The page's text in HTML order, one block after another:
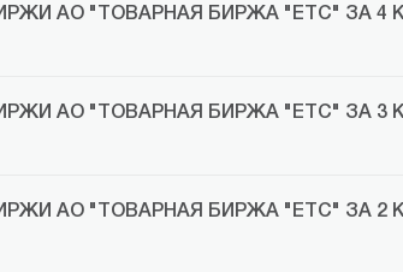
АО "ТОВАРНАЯ БИРЖА "ЕТС" ЗА 4
АО "ТОВАРНАЯ БИРЖА "ЕТС" ЗА 3
АО "ТОВАРНАЯ БИРЖА "ЕТС" ЗА 2